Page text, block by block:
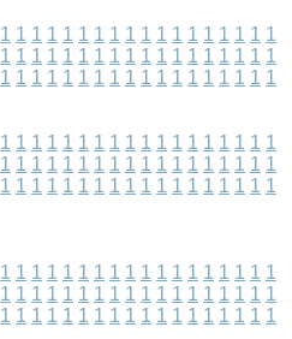
1 1 1 1 1 1 1 1 1 1 1 1 1 1 1 1 1 1
1 1 1 1 1 1 1 1 1 1 1 1 1 1 1 1 1 1
1 1 1 1 1 1 1 1 1 1 1 1 1 1 1 1 1 1
1 1 1 1 1 1 1 1 1 1 1 1 1 1 1 1 1 1
1 1 1 1 1 1 1 1 1 1 1 1 1 1 1 1 1 1
1 1 1 1 1 1 1 1 1 1 1 1 1 1 1 1 1 1
1 1 1 1 1 1 1 1 1 1 1 1 1 1 1 1 1 1
1 1 1 1 1 1 1 1 1 1 1 1 1 1 1 1 1 1
1 1 1 1 1 1 1 1 1 1 1 1 1 1 1 1 1 1